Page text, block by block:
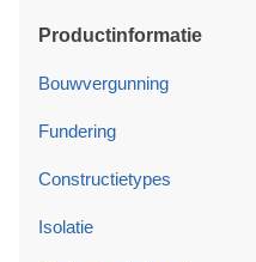
Productinformatie
Bouwvergunning
Fundering
Constructietypes
Isolatie